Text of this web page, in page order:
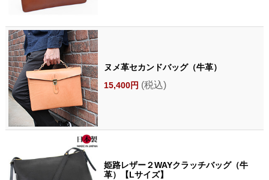
ヌメ革セカンドバッグ（牛革）
15,400円 (税込)
姫路レザー２WAYクラッチバッグ（牛
革）【Lサイズ】